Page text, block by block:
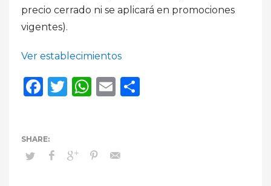
precio cerrado ni se aplicará en promociones
vigentes).
Ver establecimientos
Facebook
Twitter
WhatsApp
Email